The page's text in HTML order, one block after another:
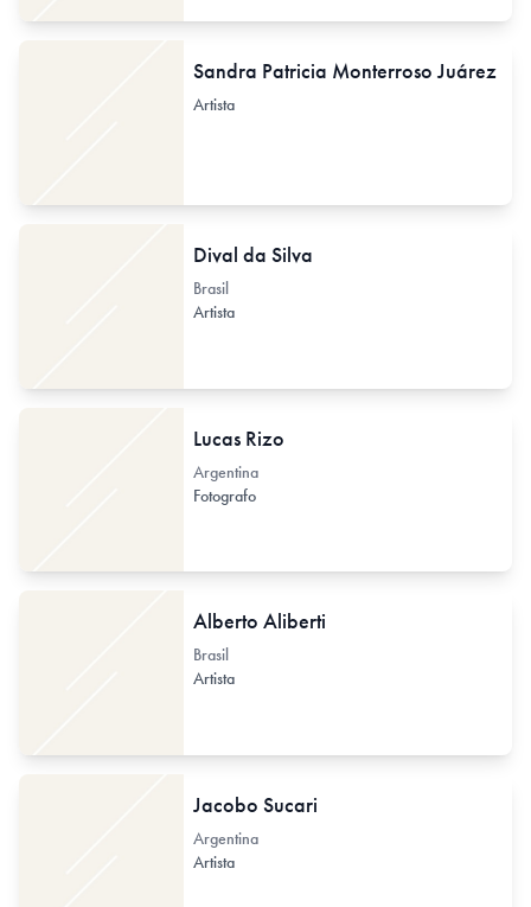
Sandra Patricia Monterroso Juárez
Artista
Dival da Silva
Brasil
Artista
Lucas Rizo
Argentina
Fotografo
Alberto Aliberti
Brasil
Artista
Jacobo Sucari
Argentina
Artista